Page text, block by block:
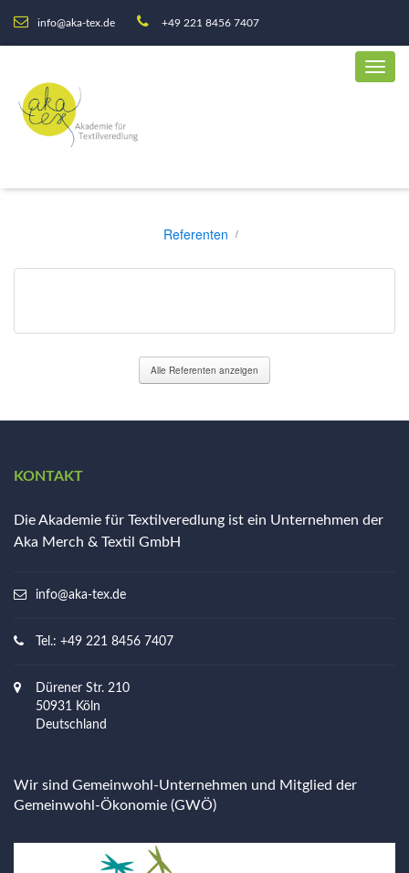
info@aka-tex.de +49 221 8456 7407
Referenten
Alle Referenten anzeigen
KONTAKT
Die Akademie für Textilveredlung ist ein Unternehmen der
Aka Merch & Textil GmbH
info@aka-tex.de
Tel.: +49 221 8456 7407
Dürener Str. 210
50931 Köln
Deutschland
Wir sind Gemeinwohl-Unternehmen und Mitglied der
Gemeinwohl-Ökonomie (GWÖ)